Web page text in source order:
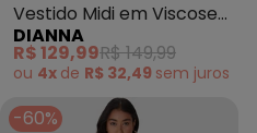
Vestido Midi em Viscose
com Manga Curta
(Verde)
DIANNA
R$ 129,99R$ 149,99
ou 4x de R$ 32,49 sem juros
-60%